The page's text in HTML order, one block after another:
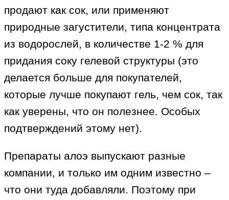
продают как сок, или применяют
природные загустители, типа концентрата
из водорослей, в количестве 1-2 % для
придания соку гелевой структуры (это
делается больше для покупателей,
которые лучше покупают гель, чем сок, так
как уверены, что он полезнее. Особых
подтверждений этому нет).
Препараты алоэ выпускают разные
компании, и только им одним известно –
что они туда добавляли. Поэтому при